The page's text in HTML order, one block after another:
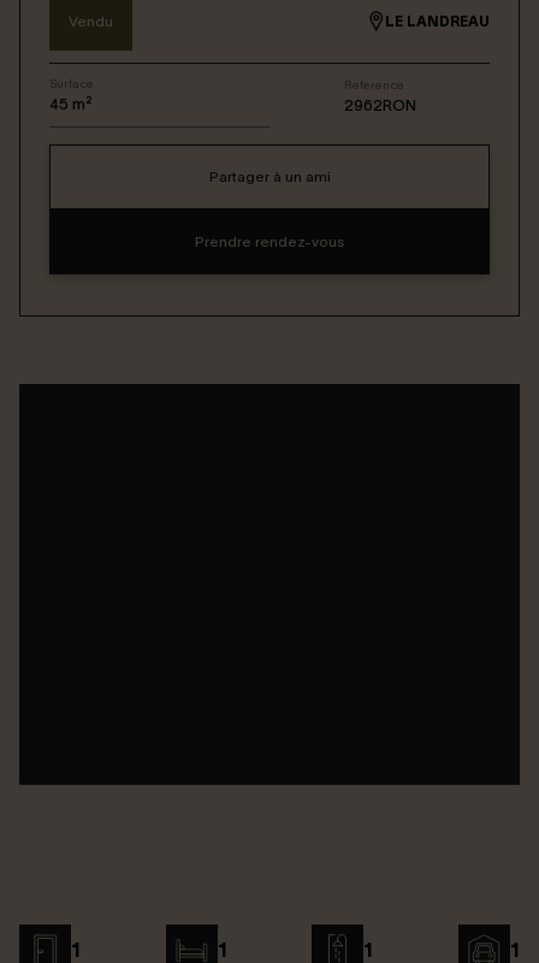
Connexion / Inscription
Vendu LE LANDREAU
Surface
45 m²
Reference
2962RON
Partager à un ami
Prendre rendez-vous
1 1 1 1